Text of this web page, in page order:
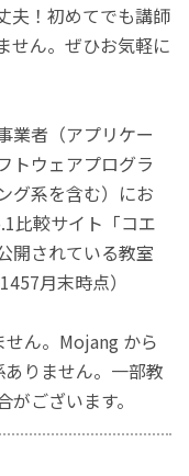
夫！初めてでも講師
せん。ぜひお気軽に
業者（アプリケー
トウェアプログラ
グ系を含む）にお
比較サイト「コエ
開されている教室
月末時点）
せん。Mojang から
りません。一部教
ございます。